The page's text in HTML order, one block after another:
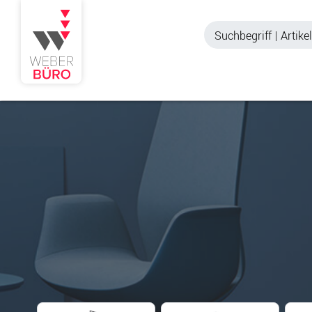
Akustik & Sichtschutz
Stellwände & Trennwände
Büroschränke
Aktenschränke
Garderoben
Zubehör